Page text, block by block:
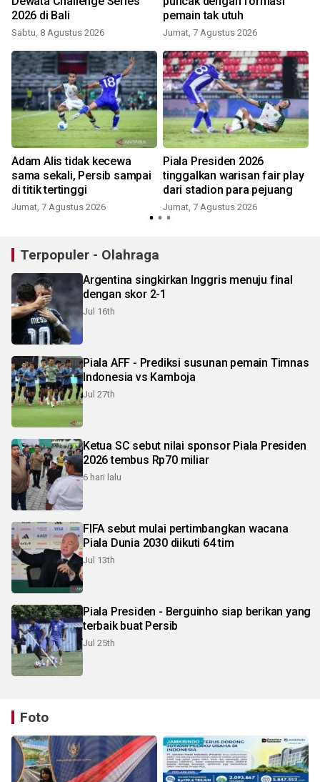
2026 di Bali
Sabtu, 8 Agustus 2026
pemain tak utuh
Jumat, 7 Agustus 2026
Adam Alis tidak kecewa
sama sekali, Persib sampai
di titik tertinggi
Jumat, 7 Agustus 2026
Piala Presiden 2026
tinggalkan warisan fair play
dari stadion para pejuang
Jumat, 7 Agustus 2026
Terpopuler - Olahraga
Argentina singkirkan Inggris menuju final
dengan skor 2-1
Jul 16th
Piala AFF - Prediksi susunan pemain Timnas
Indonesia vs Kamboja
Jul 27th
Ketua SC sebut nilai sponsor Piala Presiden
2026 tembus Rp70 miliar
6 hari lalu
FIFA sebut mulai pertimbangkan wacana
Piala Dunia 2030 diikuti 64 tim
Jul 13th
Piala Presiden - Berguinho siap berikan yang
terbaik buat Persib
Jul 25th
Foto